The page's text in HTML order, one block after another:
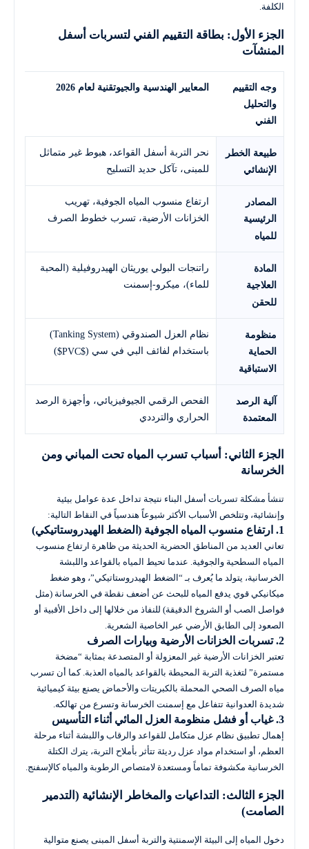
الكلفة.
الجزء الأول: بطاقة التقييم الفني لتسربات أسفل
المنشآت
وجه التقييم
والتحليل
الفني
المعايير الهندسية والجيوتقنية لعام 2026
طبيعة الخطر
الإنشائي
نحر التربة أسفل القواعد، هبوط غير متماثل
للمبنى، تآكل حديد التسليح
المصادر
الرئيسية
للمياه
ارتفاع منسوب المياه الجوفية، تهريب
الخزانات الأرضية، تسرب خطوط الصرف
المادة
العلاجية
للحقن
راتنجات البولي يوريثان الهيدروفيلية (المحبة
للماء)، ميكرو-إسمنت
منظومة
الحماية
الاستباقية
نظام العزل الصندوقي (Tanking System)
باستخدام لفائف البي في سي ($PVC$
)
آلية الرصد
المعتمدة
الفحص الرقمي الجيوفيزيائي، وأجهزة الرصد
الحراري والترددي
الجزء الثاني: أسباب تسرب المياه تحت المباني ومن
الخرسانة
تنشأ مشكلة تسربات أسفل البناء نتيجة تداخل عدة عوامل بيئية
وإنشائية، وتتلخص الأسباب الأكثر شيوعاً هندسياً في النقاط التالية:
1. ارتفاع منسوب المياه الجوفية (الضغط الهيدروستاتيكي)
تعاني العديد من المناطق الحضرية الحديثة من ظاهرة ارتفاع منسوب
المياه السطحية والجوفية. عندما تحيط المياه بالقواعد واللبشة
الخرسانية، يتولد ما يُعرف بـ “الضغط الهيدروستاتيكي”، وهو ضغط
ميكانيكي قوي يدفع المياه للبحث عن أضعف نقطة في الخرسانة (مثل
فواصل الصب أو الشروخ الدقيقة) للنفاذ من خلالها إلى داخل الأقبية أو
الصعود إلى الطابق الأرضي عبر الخاصية الشعرية.
2. تسربات الخزانات الأرضية وبيارات الصرف
تعتبر الخزانات الأرضية غير المعزولة أو المتصدعة بمثابة “مضخة
مستمرة” لتغذية التربة المحيطة بالقواعد بالمياه العذبة. كما أن تسرب
مياه الصرف الصحي المحملة بالكبريتات والأحماض يصنع بيئة كيميائية
شديدة العدوانية تتفاعل مع إسمنت الخرسانة وتسرع من تهالكه.
3. غياب أو فشل منظومة العزل المائي أثناء التأسيس
إهمال تطبيق نظام عزل متكامل للقواعد والرقاب واللبشة أثناء مرحلة
العظم، أو استخدام مواد عزل رديئة تتأثر بأملاح التربة، يترك الكتلة
الخرسانية مكشوفة تماماً ومستعدة لامتصاص الرطوبة والمياه كالإسفنج.
الجزء الثالث: التداعيات والمخاطر الإنشائية (التدمير
الصامت)
دخول المياه إلى البيئة الإسمنتية والتربة أسفل المبنى يصنع متوالية